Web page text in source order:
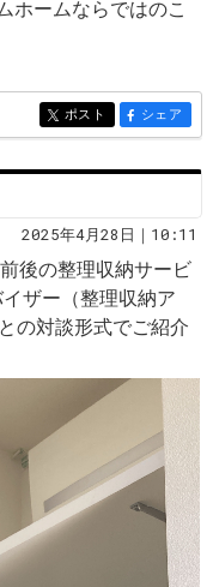
ホームならではのこ
entry367
ポスト entry367
シェア
2025年4月28日｜10:11
後の整理収納サービ
ザー（整理収納ア
の対談形式でご紹介